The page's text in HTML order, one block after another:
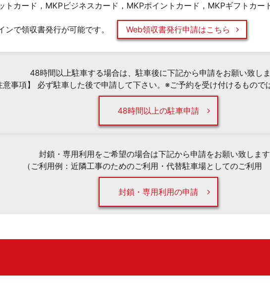
トカード，MKPビジネスカード，MKPポイントカード，MKPギフトカー
ンで領収書発行が可能です。 Web領収書発行申請はこちら
48時間以上駐車する場合は、駐車後に下記から申請をお願い致し
意事項】 必ず駐車した後で申請して下さい。※ご予約を受け付けるもので
48時間以上の駐車申請
封鎖・専用利用をご希望の場合は下記から申請をお願い致しま
（ご利用例：近隣工事のためのご利用・代替駐車場としてのご利用
封鎖・専用利用の申請